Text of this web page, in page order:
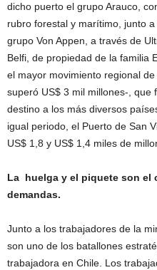
dicho puerto el grupo Arauco,
rubro forestal y marítimo, junto
grupo Von Appen, a través de
Belfi, de propiedad de la familia
el mayor movimiento regional
superó US$ 3 mil millones-, que
destino a los más diversos
igual periodo, el Puerto de San
US$ 1,8 y US$ 1,4 miles de
La huelga y el piquete son el
demandas.
Junto a los trabajadores de la
son uno de los batallones
trabajadora en Chile. Los